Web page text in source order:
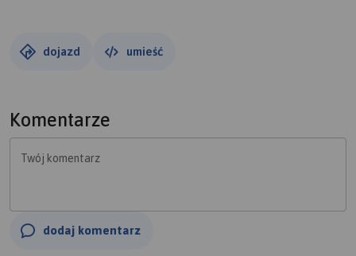
dojazd umieść
Komentarze
Twój komentarz
dodaj komentarz